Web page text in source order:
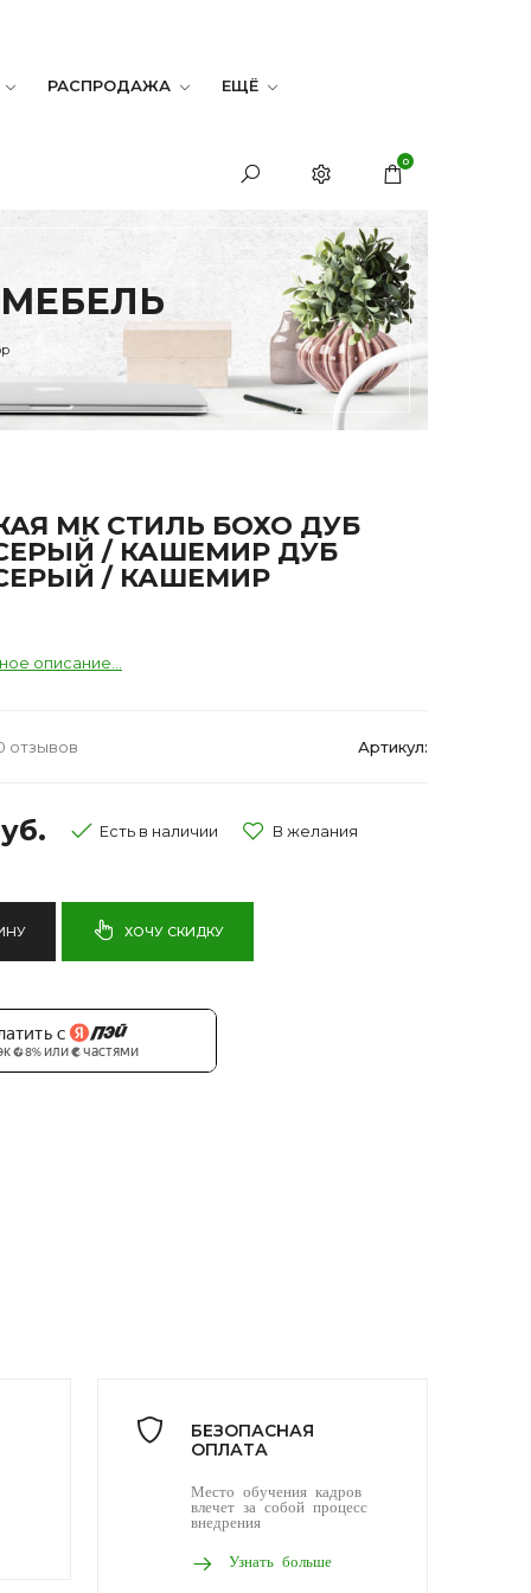
РАСПРОДАЖА ЕЩЁ
0
МК СТИЛЬ БОХО ДУБ
/ КАШЕМИР ДУБ
/ КАШЕМИР
описание...
отзывов Артикул:
Есть в наличии
ХОЧУ СКИДКУ
БЕЗОПАСНАЯ
ОПЛАТА
Место обучения кадров
влечет за собой процесс
внедрения
Узнать больше